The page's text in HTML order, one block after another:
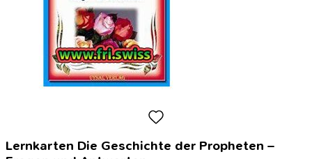
Lernkarten Die Geschichte der Propheten –